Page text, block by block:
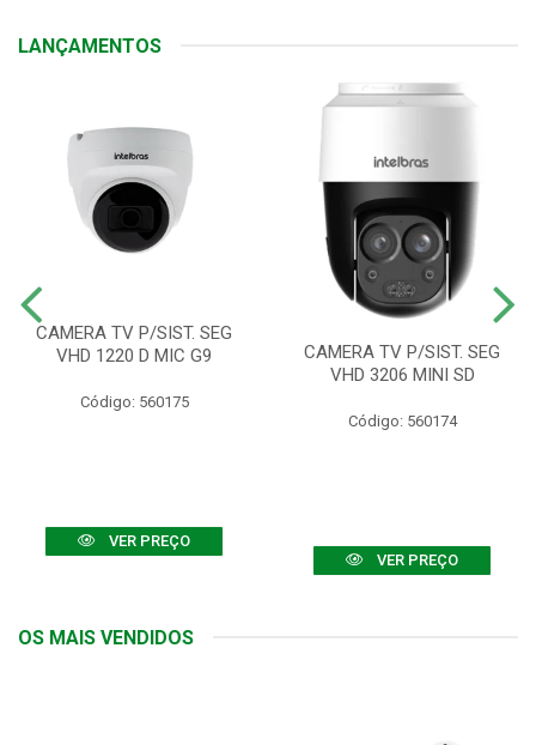
LANÇAMENTOS
CAMERA TV P/SIST. SEG
VHD 1220 D MIC G9
Código: 560175
VER PREÇO
CAMERA TV P/SIST. SEG
VHD 3206 MINI SD
Código: 560174
VER PREÇO
OS MAIS VENDIDOS